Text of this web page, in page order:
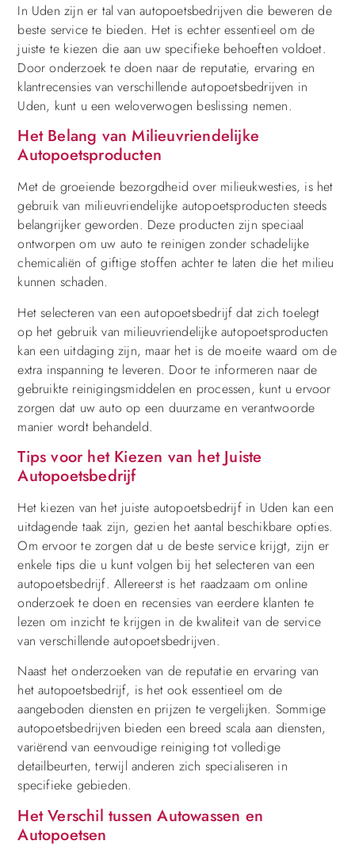
In Uden zijn er tal van autopoetsbedrijven die beweren de
beste service te bieden. Het is echter essentieel om de
juiste te kiezen die aan uw specifieke behoeften voldoet.
Door onderzoek te doen naar de reputatie, ervaring en
klantrecensies van verschillende autopoetsbedrijven in
Uden, kunt u een weloverwogen beslissing nemen.
Het Belang van Milieuvriendelijke
Autopoetsproducten
Met de groeiende bezorgdheid over milieukwesties, is het
gebruik van milieuvriendelijke autopoetsproducten steeds
belangrijker geworden. Deze producten zijn speciaal
ontworpen om uw auto te reinigen zonder schadelijke
chemicaliën of giftige stoffen achter te laten die het milieu
kunnen schaden.
Het selecteren van een autopoetsbedrijf dat zich toelegt
op het gebruik van milieuvriendelijke autopoetsproducten
kan een uitdaging zijn, maar het is de moeite waard om de
extra inspanning te leveren. Door te informeren naar de
gebruikte reinigingsmiddelen en processen, kunt u ervoor
zorgen dat uw auto op een duurzame en verantwoorde
manier wordt behandeld.
Tips voor het Kiezen van het Juiste
Autopoetsbedrijf
Het kiezen van het juiste autopoetsbedrijf in Uden kan een
uitdagende taak zijn, gezien het aantal beschikbare opties.
Om ervoor te zorgen dat u de beste service krijgt, zijn er
enkele tips die u kunt volgen bij het selecteren van een
autopoetsbedrijf. Allereerst is het raadzaam om online
onderzoek te doen en recensies van eerdere klanten te
lezen om inzicht te krijgen in de kwaliteit van de service
van verschillende autopoetsbedrijven.
Naast het onderzoeken van de reputatie en ervaring van
het autopoetsbedrijf, is het ook essentieel om de
aangeboden diensten en prijzen te vergelijken. Sommige
autopoetsbedrijven bieden een breed scala aan diensten,
variërend van eenvoudige reiniging tot volledige
detailbeurten, terwijl anderen zich specialiseren in
specifieke gebieden.
Het Verschil tussen Autowassen en
Autopoetsen